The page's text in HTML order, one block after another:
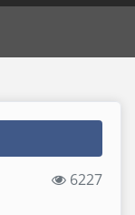
6227